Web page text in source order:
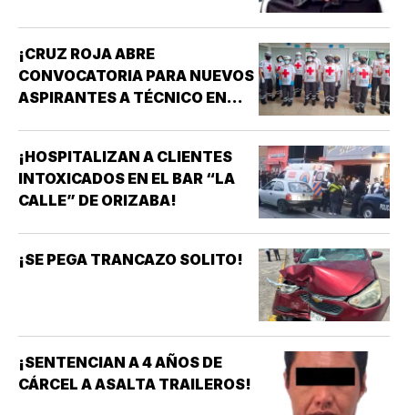
¡CRUZ ROJA ABRE
CONVOCATORIA PARA NUEVOS
ASPIRANTES A TÉCNICO EN
¡HOSPITALIZAN A CLIENTES
INTOXICADOS EN EL BAR “LA
CALLE” DE ORIZABA!
¡SE PEGA TRANCAZO SOLITO!
¡SENTENCIAN A 4 AÑOS DE
CÁRCEL A ASALTA TRAILEROS!